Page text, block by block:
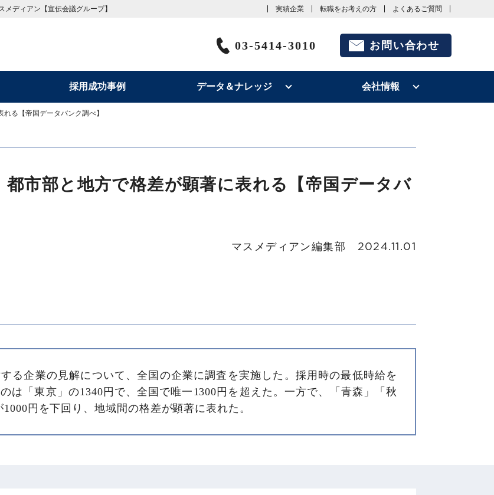
ディアン【宣伝会議グループ】 実績企業 転職をお考えの方 よくあるご質問
03-5414-3010 お問い合わせ
採用成功事例 データ＆ナレッジ 会社情報
る【帝国データバンク調べ】
都市部と地方で格差が顕著に表れる【帝国データバ
マスメディアン編集部 2024.11.01
る企業の見解について、全国の企業に調査を実施した。採用時の最低時給を
は「東京」の1340円で、全国で唯一1300円を超えた。一方で、「青森」「秋
円を下回り、地域間の格差が顕著に表れた。